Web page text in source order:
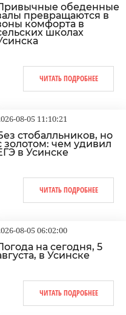
обеденные
превращаются в
комфорта в
школах
ЧИТАТЬ ПОДРОБНЕЕ
08-05 11:10:21
стобалльников, но
золотом: чем удивил
в Усинске
ЧИТАТЬ ПОДРОБНЕЕ
08-05 06:02:00
на сегодня, 5
в Усинске
ЧИТАТЬ ПОДРОБНЕЕ